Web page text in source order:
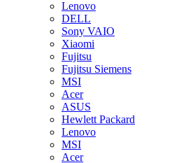
Lenovo
DELL
Sony VAIO
Xiaomi
Fujitsu
Fujitsu Siemens
MSI
Acer
ASUS
Hewlett Packard
Lenovo
MSI
Acer